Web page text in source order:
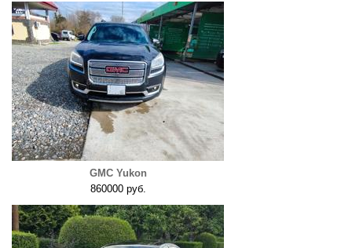
GMC Yukon
860000 руб.